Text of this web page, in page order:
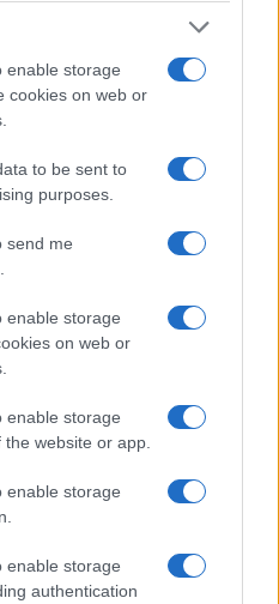
enable storage
cookies on web or
to be sent to
purposes.
send me
enable storage
on web or
enable storage
website or app.
enable storage
enable storage
authentication
διέλευσης των
για ειρήνευση
πρώην μαχητές και